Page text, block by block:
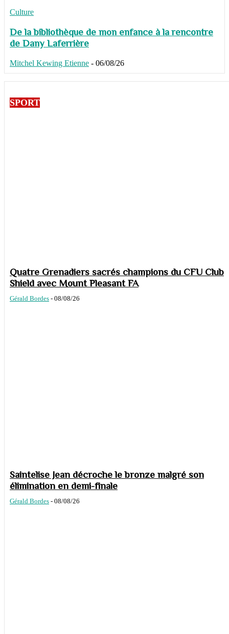
Culture
De la bibliothèque de mon enfance à la rencontre
de Dany Laferrière
Mitchel Kewing Etienne - 06/08/26
SPORT
Quatre Grenadiers sacrés champions du CFU Club
Shield avec Mount Pleasant FA
Gérald Bordes - 08/08/26
Saintelise Jean décroche le bronze malgré son
élimination en demi-finale
Gérald Bordes - 08/08/26